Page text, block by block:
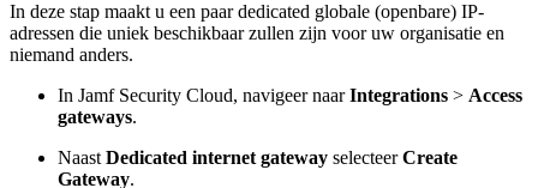
In deze stap maakt u een paar dedicated globale (openbare) IP-
adressen die uniek beschikbaar zullen zijn voor uw organisatie en
niemand anders.
In Jamf Security Cloud, navigeer naarIntegrations > Access
gateways.
Naast Dedicated internet gateway selecteerCreate
Gateway.